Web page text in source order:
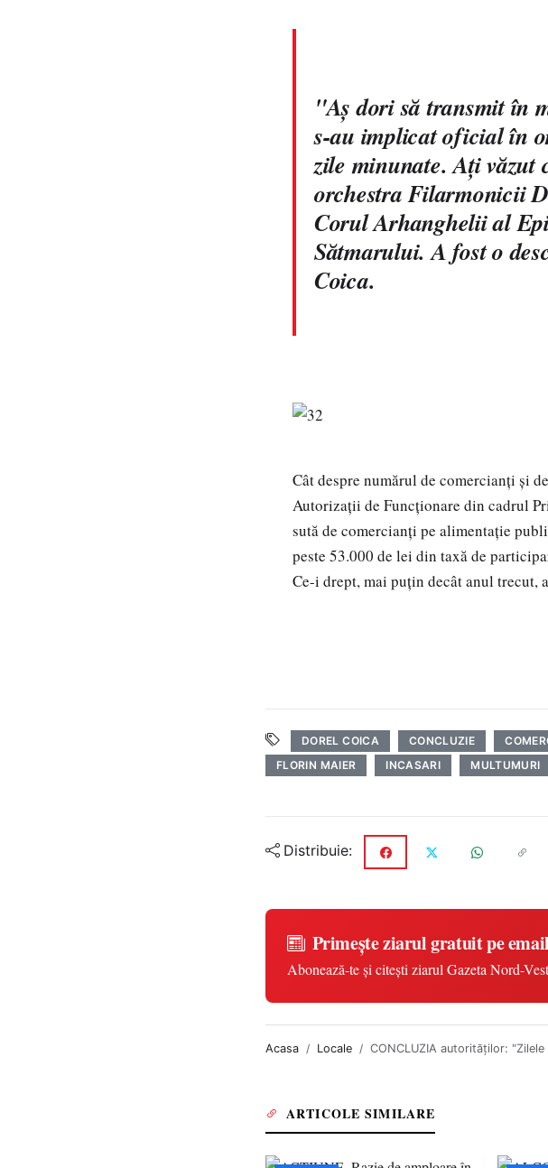
"Aş dori să transmit în
s-au implicat oficial în
zile minunate. Aţi văzut
orchestra Filarmonicii
Corul Arhanghelii al
Sătmarului. A fost o
Coica.
Cât despre numărul de comercianţi şi
Autorizaţii de Funcţionare din cadrul
sută de comercianţi pe alimentaţie
peste 53.000 de lei din taxă de
Ce-i drept, mai puţin decât anul trecut,
DOREL COICA CONCLUZIE
FLORIN MAIER
INCASARI MULTUMURI
Distribuie:
Primește ziarul gratuit pe
Abonează-te și citești ziarul Gazeta Nord-
Acasa Locale CONCLUZIA autorităţilor: "Zilele
ARTICOLE SIMILARE